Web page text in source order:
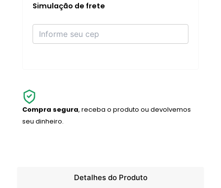
Simulação de frete
Compra segura, receba o produto ou devolvemos
seu dinheiro.
Detalhes do Produto